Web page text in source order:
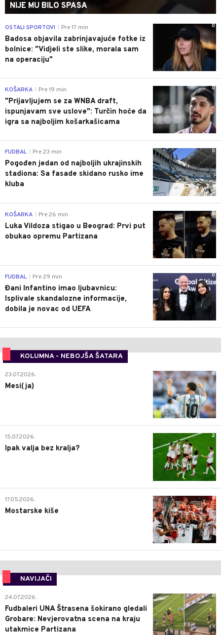
NIJE MU BILO SPASA
0
OSTALI SPORTOVI Pre 17 min
Badosa objavila zabrinjavajuće fotke iz
bolnice: "Vidjeli ste slike, morala sam
na operaciju"
0
KOŠARKA Pre 19 min
"Prijavljujem se za WNBA draft,
ispunjavam sve uslove": Turčin hoće da
igra sa najboljim košarkašicama
0
FUDBAL Pre 23 min
Pogođen jedan od najboljih ukrajinskih
stadiona: Sa fasade skidano rusko ime
kluba
0
KOŠARKA Pre 26 min
Luka Vildoza stigao u Beograd: Prvi put
obukao opremu Partizana
0
FUDBAL Pre 29 min
Đani Infantino imao ljubavnicu:
Isplivale skandalozne informacije,
dobila je novac od UEFA
KOLUMNA - NEBOJŠA ŠATARA
0
23.07.2026.
Mesi(ja)
2
15.07.2026.
Ipak valja bez kralja?
0
17.05.2026.
Mostarske kiše
NAVIJAČI
0
24.07.2026.
Fudbaleri UNA Štrasena šokirano gledali
Grobare: Nevjerovatna scena na kraju
utakmice Partizana